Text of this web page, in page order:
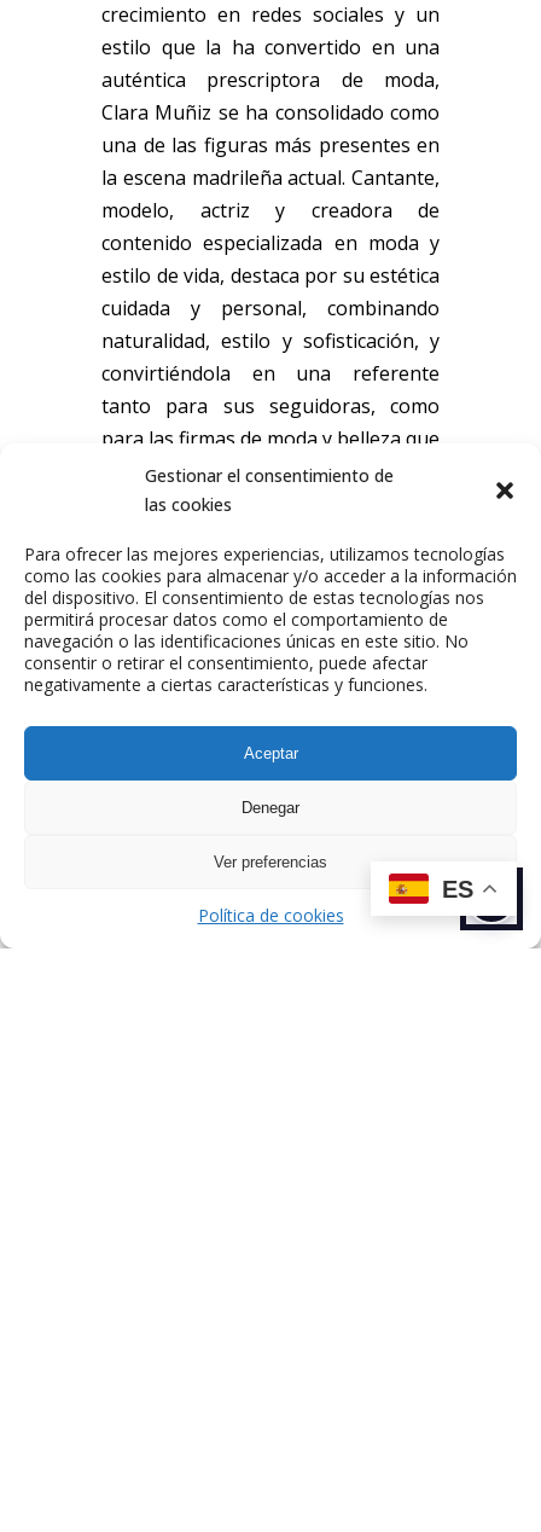
Gestionar el consentimiento de
las cookies
Para ofrecer las mejores experiencias, utilizamos tecnologías
como las cookies para almacenar y/o acceder a la información
del dispositivo. El consentimiento de estas tecnologías nos
permitirá procesar datos como el comportamiento de
navegación o las identificaciones únicas en este sitio. No
consentir o retirar el consentimiento, puede afectar
negativamente a ciertas características y funciones.
Aceptar
Denegar
Ver preferencias
Política de cookies
crecimiento en redes sociales y un
estilo que la ha convertido en una
auténtica prescriptora de moda,
Clara Muñiz se ha consolidado como
una de las figuras más presentes en
la escena madrileña actual. Cantante,
modelo, actriz y creadora de
contenido especializada en moda y
estilo de vida, destaca por su estética
cuidada y personal, combinando
naturalidad, estilo y sofisticación, y
convirtiéndola en una referente
tanto para sus seguidoras, como
para las firmas de moda y belleza que
apuestan por la calidad, diseño y la
gran atención al detalle.
Email de contacto:
Claramuniz@twic.es
ES